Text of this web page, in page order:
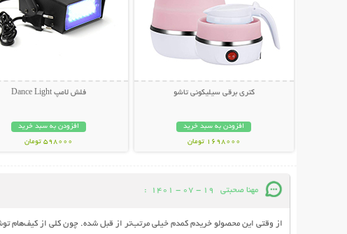
کتری برقی سیلیکونی تاشو
افزودن به سبد خرید
1698000 تومان
فلش لامپ Dance Light
افزودن به سبد خرید
598000 تومان
مهنا صحبتی 19 - 07 - 1401
:
از وقتی این محصولو خریدم کمدم خیلی مرتب‌تر از قبل شده. چون کلی از